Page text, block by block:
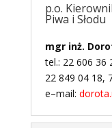
p.o.
Piwa i Słodu
mgr inż.
tel.: 22 606 36
22 849 04 18,
e–mail: